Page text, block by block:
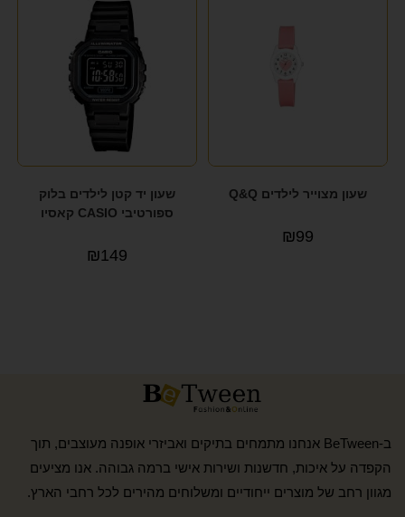
שעון מצוייר לילדים Q&Q
₪99
שעון יד קטן לילדים בלוק
ספורטיבי CASIO קאסיו
₪149
ב-BeTween אנחנו מתמחים בתיקים ואביזרי אופנה מעוצבים, תוך
הקפדה על איכות, חדשנות ושירות אישי ברמה גבוהה. אנו מציעים
מגוון רחב של מוצרים ייחודיים ומשלוחים מהירים לכל רחבי הארץ.